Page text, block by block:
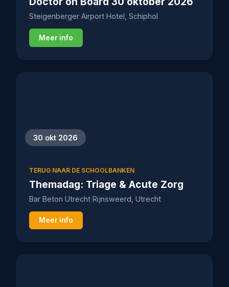
Steigenberger Airport Hotel, Schiphol
Meer info
30 okt 2026
TERUG NAAR DE SCHOOLBANKEN
Themadag: Triage & Acute Zorg
Bar Beton Utrecht Rijnsweerd, Utrecht
Meer info